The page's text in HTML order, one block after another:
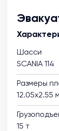
Шасси
SCANIA 114
Размеры
12.05х2.55 м
15 т